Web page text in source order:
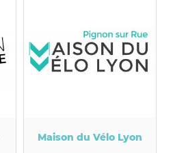
Maison du Vélo Lyon